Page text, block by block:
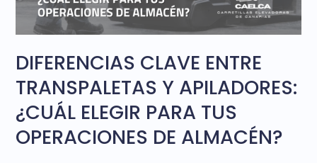
DIFERENCIAS CLAVE ENTRE
TRANSPALETAS Y APILADORES:
¿CUÁL ELEGIR PARA TUS
OPERACIONES DE ALMACÉN?